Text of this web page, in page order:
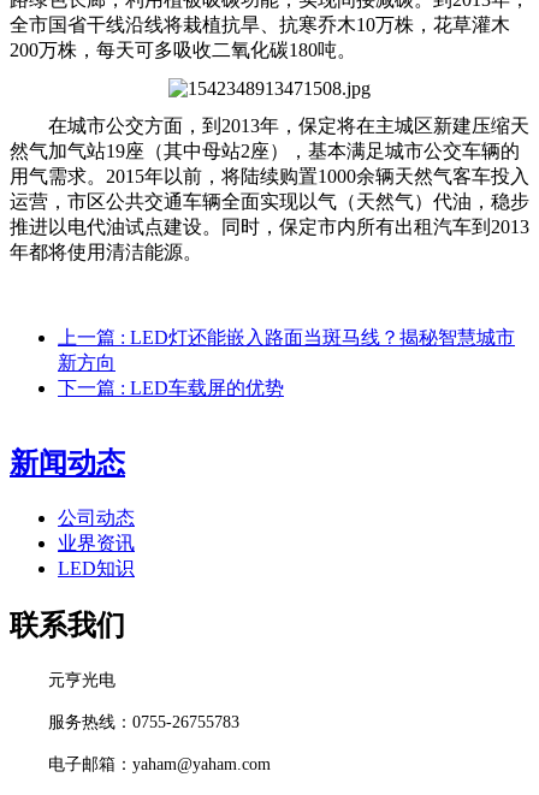
全市国省干线沿线将栽植抗旱、抗寒乔木10万株，花草灌木
200万株，每天可多吸收二氧化碳180吨。
在城市公交方面，到2013年，保定将在主城区新建压缩天
然气加气站19座（其中母站2座），基本满足城市公交车辆的
用气需求。2015年以前，将陆续购置1000余辆天然气客车投入
运营，市区公共交通车辆全面实现以气（天然气）代油，稳步
推进以电代油试点建设。同时，保定市内所有出租汽车到2013
年都将使用清洁能源。
上一篇 : LED灯还能嵌入路面当斑马线？揭秘智慧城市
新方向
下一篇 : LED车载屏的优势
新闻动态
公司动态
业界资讯
LED知识
联系我们
元亨光电
服务热线：0755-26755783
电子邮箱：yaham@yaham.com